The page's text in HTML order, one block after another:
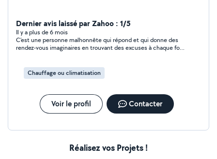
Dernier avis laissé par Zahoo : 1/5
Il y a plus de 6 mois
C’est une personne malhonnête qui répond et qui donne des
rendez-vous imaginaires en trouvant des excuses à chaque fois.
Conclusion j’ai toujours pas de climatisation et j’ai perdu mon
temps pour rien. J’ai décidé de le faire tout seul !
Chauffage ou climatisation
Voir le profil Contacter
Réalisez vos Projets !